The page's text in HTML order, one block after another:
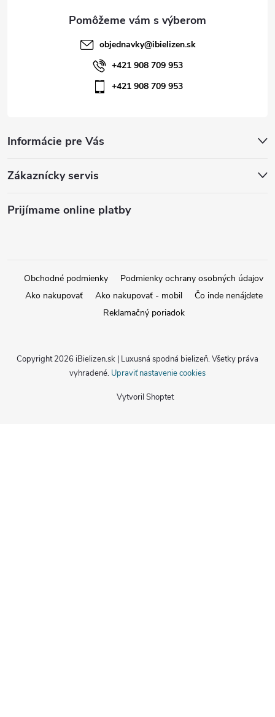
Informácie pre Vás
Zákaznícky servis
Prijímame online platby
objednavky@ibielizen.sk
+421 908 709 953
+421 908 709 953
Obchodné podmienky
Podmienky ochrany osobných údajov
Ako nakupovať
Ako nakupovať - mobil
Čo inde nenájdete
Reklamačný poriadok
Vytvoril Shoptet
Copyright 2026 iBielizen.sk | Luxusná spodná bielizeň. Všetky práva
vyhradené. Upraviť nastavenie cookies